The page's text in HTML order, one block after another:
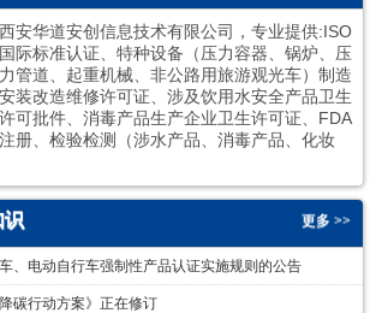
2
西安华道安创信息技术有限公司，专业提供:ISO
国际标准认证、特种设备（压力容器、锅炉、压
力管道、起重机械、非公路用旅游观光车）制造
安装改造维修许可证、涉及饮用水安全产品卫生
许可批件、消毒产品生产企业卫生许可证、FDA
注册、检验检测（涉水产品、消毒产品、化妆
识 更多 >>
、电动自行车强制性产品认证实施规则的公告
碳行动方案》正在修订